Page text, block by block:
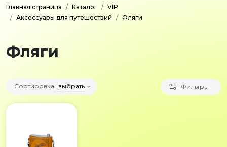
Главная страница Каталог
VIP
Аксессуары для путешествий
Фляги
Фляги
Сортировка выбрать Фильтры